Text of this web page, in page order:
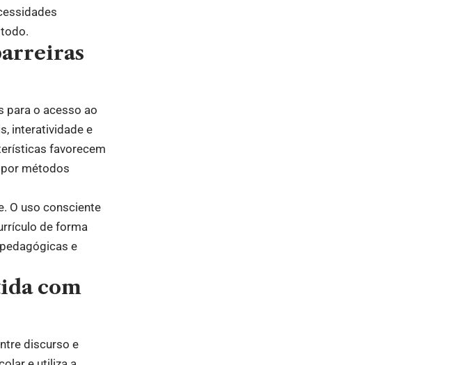
para o acesso ao
interatividade e
favorecem
métodos
O uso consciente
de forma
e
com
discurso e